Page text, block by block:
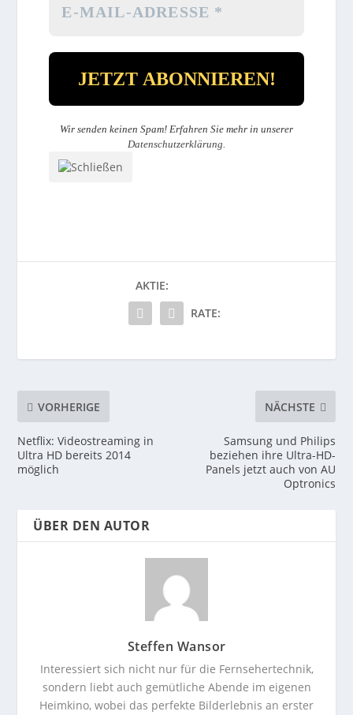
Wir senden keinen Spam! Erfahren Sie mehr in unserer
Datenschutzerklärung.
AKTIE:
RATE:
VORHERIGE
Netflix: Videostreaming in
Ultra HD bereits 2014
möglich
NÄCHSTE
Samsung und Philips
beziehen ihre Ultra-HD-
Panels jetzt auch von AU
Optronics
ÜBER DEN AUTOR
Steffen Wansor
Interessiert sich nicht nur für die Fernsehertechnik,
sondern liebt auch gemütliche Abende im eigenen
Heimkino, wobei das perfekte Bilderlebnis an erster